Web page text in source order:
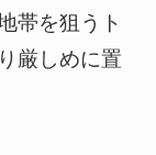
帯を狙うト
厳しめに置